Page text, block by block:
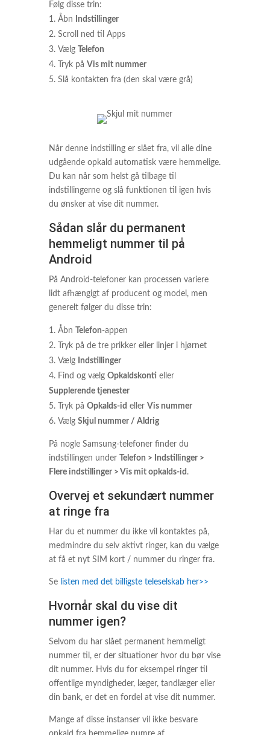
Følg disse trin:
Åbn
Indstillinger
Scroll ned til Apps
Vælg
Telefon
Tryk på Vis mit nummer
Slå kontakten fra (den skal være grå)
Når denne indstilling er slået fra, vil alle dine
udgående opkald automatisk være hemmelige.
Du kan når som helst gå tilbage til
indstillingerne og slå funktionen til igen hvis
du ønsker at vise dit nummer.
Sådan slår du permanent
hemmeligt nummer til på
Android
På Android-telefoner kan processen variere
lidt afhængigt af producent og model, men
generelt følger du disse trin:
Åbn Telefon-appen
Tryk på de tre prikker eller linjer i hjørnet
Vælg
Indstillinger
Find og vælg Opkaldskonti eller
Supplerende tjenester
Tryk på Opkalds-id eller Vis nummer
Vælg Skjul nummer / Aldrig
På nogle Samsung-telefoner finder du
indstillingen under
Telefon > Indstillinger >
Flere indstillinger > Vis mit opkalds-id .
Overvej et sekundært nummer
at ringe fra
Har du et nummer du ikke vil kontaktes på,
medmindre du selv aktivt ringer, kan du vælge
at få et nyt SIM kort / nummer du ringer fra.
Se listen med det billigste teleselskab her>>
Hvornår skal du vise dit
nummer igen?
Selvom du har slået permanent hemmeligt
nummer til, er der situationer hvor du bør vise
dit nummer. Hvis du for eksempel ringer til
offentlige myndigheder, læger, tandlæger eller
din bank, er det en fordel at vise dit nummer.
Mange af disse instanser vil ikke besvare